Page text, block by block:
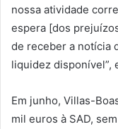
nossa atividade
espera [dos
de receber a notícia
liquidez disponível”,
Em junho, Villas-
mil euros à SAD,